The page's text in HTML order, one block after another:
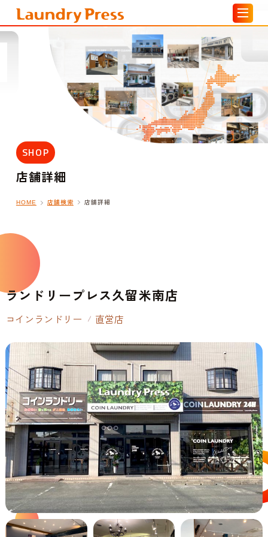
SHOP
店舗詳細
HOME 店舗検索 店舗詳細
ランドリープレス久留米南店
コインランドリー 直営店